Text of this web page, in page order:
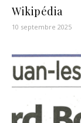
Wikipédia
10 septembre 2025